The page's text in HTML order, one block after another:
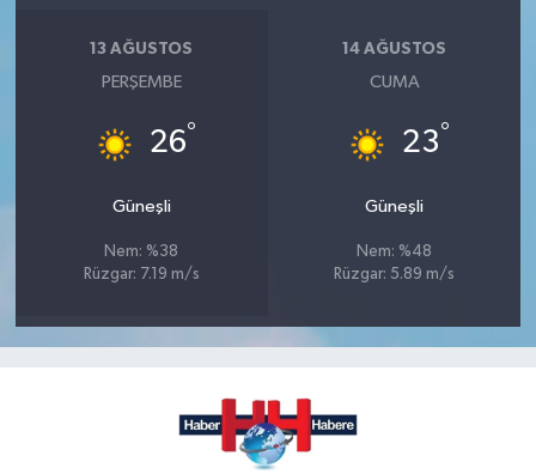
13 AĞUSTOS
PERŞEMBE
26°
Güneşli
Nem: %38
Rüzgar: 7.19 m/s
14 AĞUSTOS
CUMA
23°
Güneşli
Nem: %48
Rüzgar: 5.89 m/s